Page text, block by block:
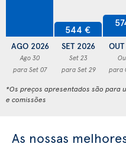
AGO 2026
Ago 30
para Set 07
544 €
SET 2026
Set 23
para Set 29
para
*Os preços apresentados são para
e comissões
As nossas